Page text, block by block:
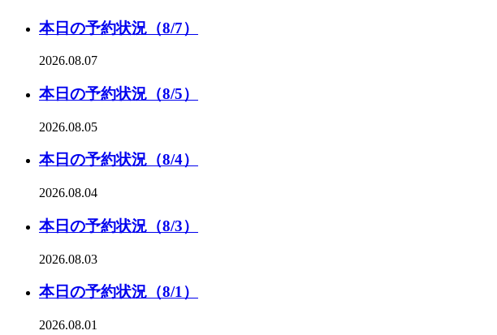
本日の予約状況（8/7）
2026.08.07
本日の予約状況（8/5）
2026.08.05
本日の予約状況（8/4）
2026.08.04
本日の予約状況（8/3）
2026.08.03
本日の予約状況（8/1）
2026.08.01